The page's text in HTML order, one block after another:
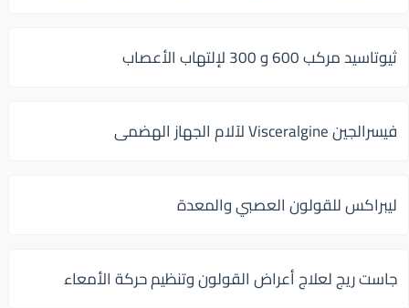
ثيوتاسيد مركب 600 و 300 لإلتهاب الأعصاب
فيسرالجين Visceralgine لآلام الجهاز الهضمى
ليبراكس للقولون العصبي والمعدة
جاست ريج لعلاج أعراض القولون وتنظيم حركة الأمعاء